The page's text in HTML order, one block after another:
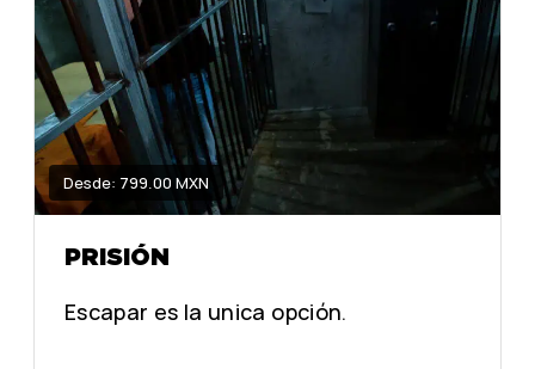
Desde: 799.00 MXN
PRISIÓN
Escapar es la unica opción.